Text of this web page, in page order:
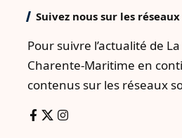
Suivez nous sur les
Pour suivre l’actualité de
Charente-Maritime en
contenus sur les réseaux